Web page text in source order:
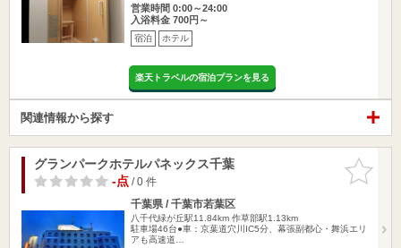
営業時間 0:00～24:00
入浴料金 700円～
宿泊 ホテル
楽天トラベルの宿泊プランを見る
関連情報から探す
お気に入
りに追加
グランパークホテルパネックス千葉
-点/ 0 件
千葉県 / 千葉市若葉区
八千代緑が丘駅11.84km 作草部駅1.13km
駐車場46台●車：京葉道穴川IC5分、幕張副都心・舞浜エリ
アも高速道…